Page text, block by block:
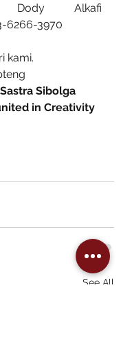
Dody Alkafi
6266-3970
kami.
Sibolga
in Creativity
See All